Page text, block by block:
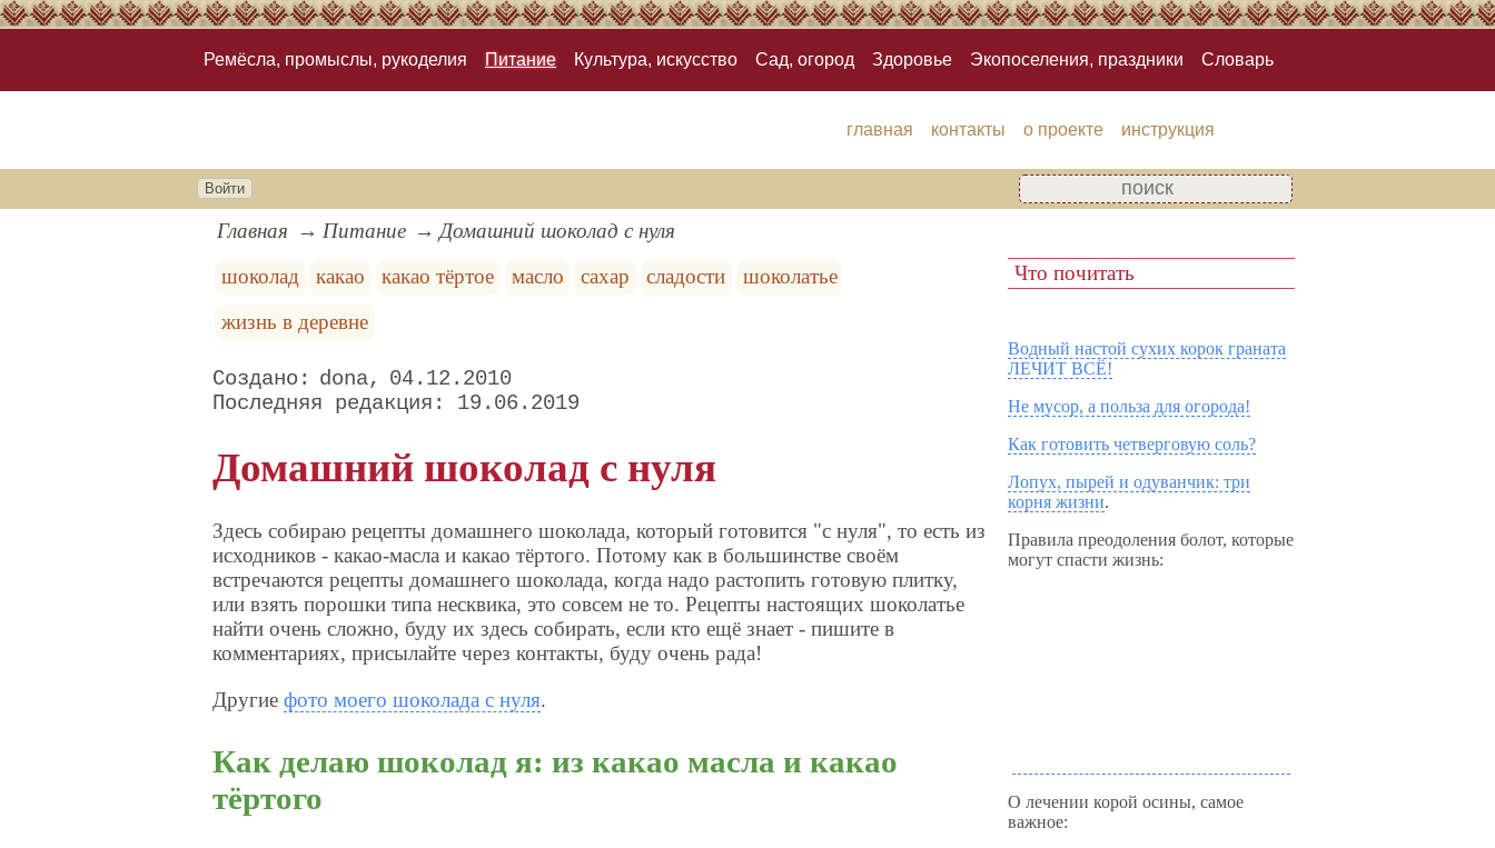
Ремёсла, промыслы, рукоделия Питание Культура, искусство Сад, огород Здоровье Экопоселения, праздники Словарь
главная контакты о проекте инструкция
Войти
Главная Питание
Домашний шоколад с нуля
шоколад
какао какао тёртое масло сахар сладости
шоколатье
жизнь в деревне
dona
04.12.2010
19.06.2019
Домашний шоколад с нуля
Здесь собираю рецепты домашнего шоколада, который готовится "с нуля", то есть из
исходников - какао-масла и какао тёртого. Потому как в большинстве своём
встречаются рецепты домашнего шоколада, когда надо растопить готовую плитку,
или взять порошки типа несквика, это совсем не то. Рецепты настоящих шоколатье
найти очень сложно, буду их здесь собирать, если кто ещё знает - пишите в
комментариях, присылайте через контакты, буду очень рада!
Другиефото моего шоколада с нуля.
Как делаю шоколад я: из какао масла и какао
тёртого
Что почитать
Водный настой сухих корок граната
ЛЕЧИТ ВСЁ!
Не мусор, а польза для огорода!
Как готовить четверговую соль?
Лопух, пырей и одуванчик: три
корня жизни.
Правила преодоления болот, которые
могут спасти жизнь:
О лечении корой осины, самое
важное: